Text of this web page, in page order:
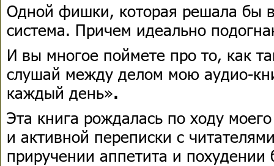
Одной фишки, которая решала бы
система. Причем идеально
И вы многое поймете про то, как
слушай между делом мою аудио-
каждый день».
Эта книга рождалась по ходу
и активной переписки с
приручении аппетита и похудении